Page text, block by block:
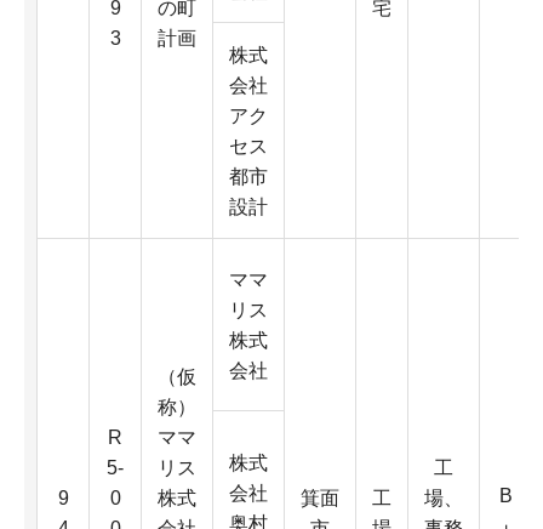
9
3
の町
計画
宅
株式
会社
アク
セス
都市
設計
9
R
5-
0
（仮
称）
ママ
リス
株式
ママ
リス
株式
会社
箕面
工
工
場、
B
株式
会社
奥村